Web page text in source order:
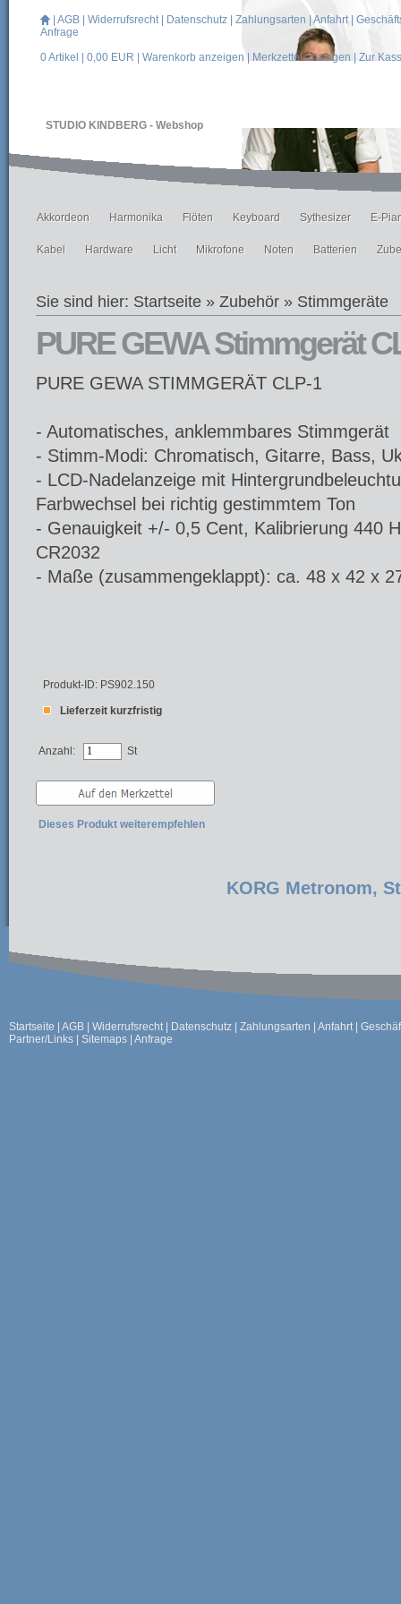
STUDIO KINDBERG - Webshop
AGB Widerrufsrecht| Datenschutz Zahlungsarten |Anfahrt|
Anfrage
0Artikel | 0,00 EUR | Warenkorb anzeigen Merkzettel anzeigen Zur
Akkordeon Harmonika Flöten Keyboard Sythesizer E-
Kabel Hardware Licht Mikrofone Noten Batterien
Sie sind hier: Startseite » Zubehör » Stimmgeräte
PURE GEWA Stimmgerät
PURE GEWA STIMMGERÄT CLP-1
- Automatisches, anklemmbares Stimmgerät
- Stimm-Modi: Chromatisch, Gitarre, Bass,
- LCD-Nadelanzeige mit
Farbwechsel bei richtig gestimmtem Ton
- Genauigkeit +/- 0,5 Cent, Kalibrierung 440
CR2032
- Maße (zusammengeklappt): ca. 48 x 42 x
Produkt-ID: PS902.150
Lieferzeit kurzfristig
Anzahl: St
Dieses Produkt weiterempfehlen
KORG Metronom,
Startseite AGB Widerrufsrecht| Datenschutz Zahlungsarten Anfahrt|
Partner/Links
Sitemaps Anfrage